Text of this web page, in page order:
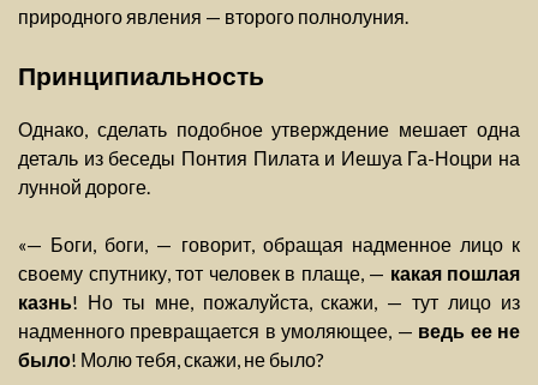
природного явления — второго полнолуния.
Принципиальность
Однако, сделать подобное утверждение мешает одна
деталь из беседы Понтия Пилата и Иешуа Га-Ноцри на
лунной дороге.
«— Боги, боги, — говорит, обращая надменное лицо к
своему спутнику, тот человек в плаще, — какая пошлая
казнь! Но ты мне, пожалуйста, скажи, — тут лицо из
надменного превращается в умоляющее, — ведь ее не
было! Молю тебя, скажи, не было?